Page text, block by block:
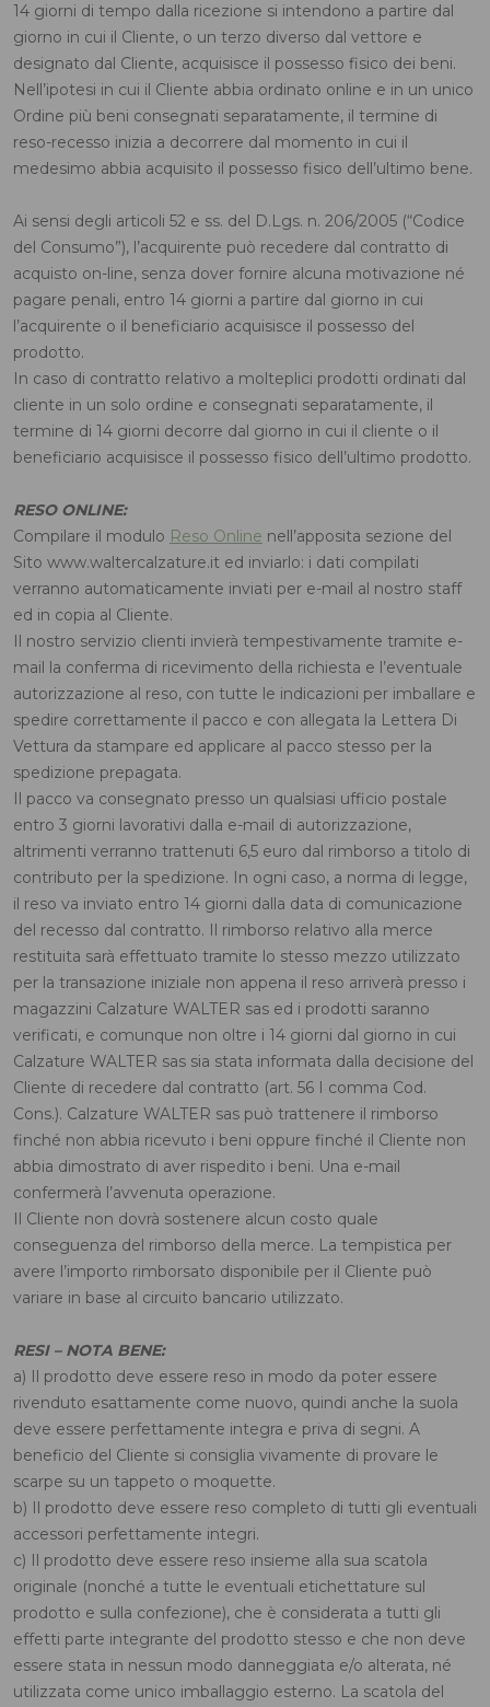
14 giorni di tempo dalla ricezione si intendono a partire dal
giorno in cui il Cliente, o un terzo diverso dal vettore e
designato dal Cliente, acquisisce il possesso fisico dei beni.
Nell’ipotesi in cui il Cliente abbia ordinato online e in un unico
Ordine più beni consegnati separatamente, il termine di
reso-recesso inizia a decorrere dal momento in cui il
medesimo abbia acquisito il possesso fisico dell’ultimo bene.
Ai sensi degli articoli 52 e ss. del D.Lgs. n. 206/2005 (“Codice
del Consumo”), l’acquirente può recedere dal contratto di
acquisto on-line, senza dover fornire alcuna motivazione né
pagare penali, entro 14 giorni a partire dal giorno in cui
l’acquirente o il beneficiario acquisisce il possesso del
prodotto.
In caso di contratto relativo a molteplici prodotti ordinati dal
cliente in un solo ordine e consegnati separatamente, il
termine di 14 giorni decorre dal giorno in cui il cliente o il
beneficiario acquisisce il possesso fisico dell’ultimo prodotto.
RESO ONLINE:
Compilare il modulo Reso Online nell’apposita sezione del
Sito www.waltercalzature.it ed inviarlo: i dati compilati
verranno automaticamente inviati per e-mail al nostro staff
ed in copia al Cliente.
Il nostro servizio clienti invierà tempestivamente tramite e-
mail la conferma di ricevimento della richiesta e l’eventuale
autorizzazione al reso, con tutte le indicazioni per imballare e
spedire correttamente il pacco e con allegata la Lettera Di
Vettura da stampare ed applicare al pacco stesso per la
spedizione prepagata.
Il pacco va consegnato presso un qualsiasi ufficio postale
entro 3 giorni lavorativi dalla e-mail di autorizzazione,
altrimenti verranno trattenuti 6,5 euro dal rimborso a titolo di
contributo per la spedizione. In ogni caso, a norma di legge,
il reso va inviato entro 14 giorni dalla data di comunicazione
del recesso dal contratto. Il rimborso relativo alla merce
restituita sarà effettuato tramite lo stesso mezzo utilizzato
per la transazione iniziale non appena il reso arriverà presso i
magazzini Calzature WALTER sas ed i prodotti saranno
verificati, e comunque non oltre i 14 giorni dal giorno in cui
Calzature WALTER sas sia stata informata dalla decisione del
Cliente di recedere dal contratto (art. 56 I comma Cod.
Cons.). Calzature WALTER sas può trattenere il rimborso
finché non abbia ricevuto i beni oppure finché il Cliente non
abbia dimostrato di aver rispedito i beni. Una e-mail
confermerà l’avvenuta operazione.
Il Cliente non dovrà sostenere alcun costo quale
conseguenza del rimborso della merce. La tempistica per
avere l’importo rimborsato disponibile per il Cliente può
variare in base al circuito bancario utilizzato.
RESI – NOTA BENE:
a) Il prodotto deve essere reso in modo da poter essere
rivenduto esattamente come nuovo, quindi anche la suola
deve essere perfettamente integra e priva di segni. A
beneficio del Cliente si consiglia vivamente di provare le
scarpe su un tappeto o moquette.
b) Il prodotto deve essere reso completo di tutti gli eventuali
accessori perfettamente integri.
c) Il prodotto deve essere reso insieme alla sua scatola
originale (nonché a tutte le eventuali etichettature sul
prodotto e sulla confezione), che è considerata a tutti gli
effetti parte integrante del prodotto stesso e che non deve
essere stata in nessun modo danneggiata e/o alterata, né
utilizzata come unico imballaggio esterno. La scatola del